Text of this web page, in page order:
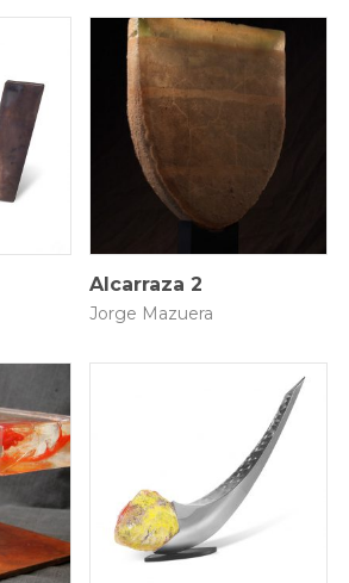
cm 13 × 25 × 40 cm
Alcarraza 2
Jorge Mazuera
cm 11 × 53 × 92 cm
$10.463.530